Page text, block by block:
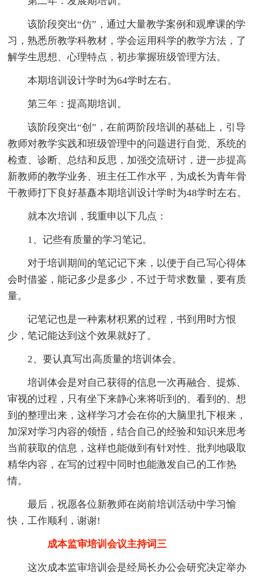
该阶段突出“仿”，通过大量教学案例和观摩课的学
习，熟悉所教学科教材，学会运用科学的教学方法，了
解学生思想、心理特点，初步掌握班级管理方法。
本期培训设计学时为64学时左右。
第三年：提高期培训。
该阶段突出“创”，在前两阶段培训的基础上，引导
教师对教学实践和班级管理中的问题进行自觉、系统的
检查、诊断、总结和反思，加强交流研讨，进一步提高
新教师的教学业务、班主任工作水平，为成长为青年骨
干教师打下良好基矗本期培训设计学时为48学时左右。
就本次培训，我重申以下几点：
1、记些有质量的学习笔记。
对于培训期间的笔记记下来，以便于自己写心得体
会时借鉴，能记多少是多少，不过于苛求数量，要有质
量。
记笔记也是一种素材积累的过程，书到用时方恨
少，笔记能达到这个效果就好了。
2、要认真写出高质量的培训体会。
培训体会是对自己获得的信息一次再融合、提炼、
审视的过程，只有坐下来静心来将听到的、看到的、想
到的整理出来，这样学习才会在你的大脑里扎下根来，
加深对学习内容的领悟，结合自己的经验和知识来思考
当前获取的信息，这样也能做到有针对性、批判地吸取
精华内容，在写的过程中同时也能激发自己的工作热
情。
最后，祝愿各位新教师在岗前培训活动中学习愉
快，工作顺利，谢谢!
成本监审培训会议主持词三
这次成本监审培训会是经局长办公会研究决定举办